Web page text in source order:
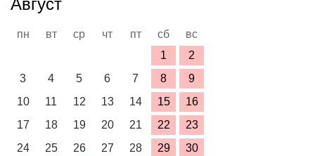
Август
пн вт ср чт пт сб
вс
1
2
3
4 5 6 7 8
9
10
11 12 13 14 15
16
17
18 19 20 21 22
23
24
25 26 27 28 29
30